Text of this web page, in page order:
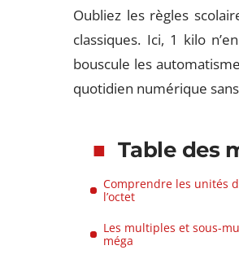
Oubliez les règles
classiques. Ici, 1 kilo
bouscule les
quotidien numérique
Table des
Comprendre les unités
l’octet
Les multiples et sous-
méga